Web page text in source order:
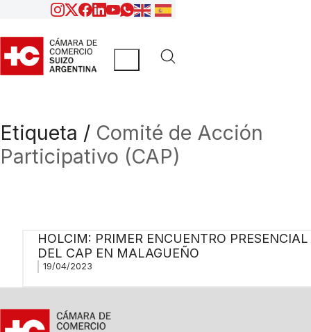
Etiqueta / Comité de Acción
Participativo (CAP)
HOLCIM: PRIMER ENCUENTRO PRESENCIAL
DEL CAP EN MALAGUEÑO
19/04/2023